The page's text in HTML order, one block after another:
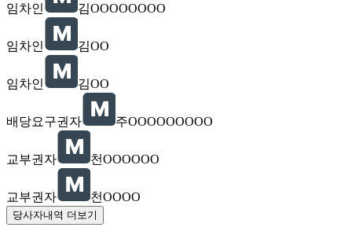
임차인 김OOOOOOOO
임차인 김OO
임차인 김OO
배당요구권자 주OOOOOOOOO
교부권자 천OOOOOO
교부권자 천OOOO
당사자내역 더보기